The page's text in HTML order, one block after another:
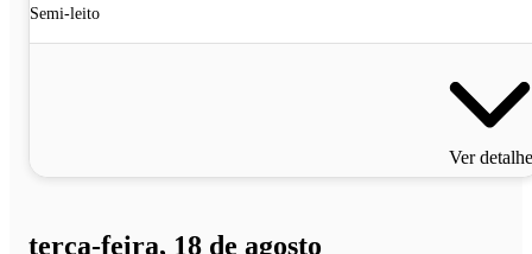
Semi-leito
Ver
terça-feira, 18 de agosto